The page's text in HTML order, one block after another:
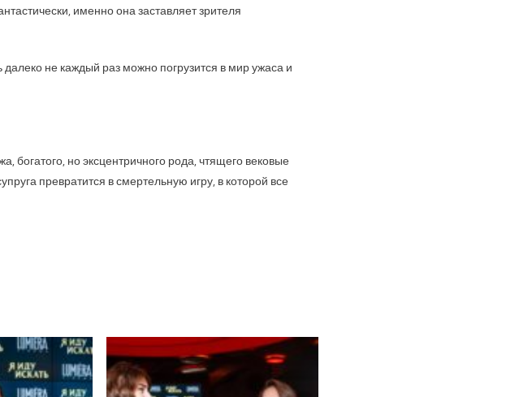
именно она заставляет зрителя
не каждый раз можно погрузится в мир ужаса и
богатого, но эксцентричного рода, чтящего вековые
превратится в смертельную игру, в которой все